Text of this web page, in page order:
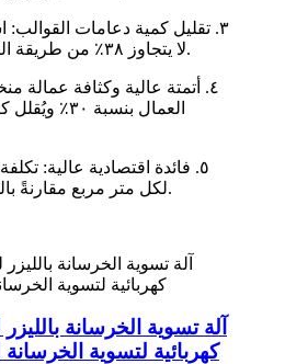
٣. تقليل كمية دعامات القوالب:
لا يتجاوز ٣٨٪ من طريقة التشغيل التقليدية.
٤. أتمتة عالية وكثافة عمالة
العمال بنسبة
لكل متر مربع مقارنةً بالطريقة التقليدية.
آلة تسوية الخرسانة
كهربائية لتسوية الخرسانة